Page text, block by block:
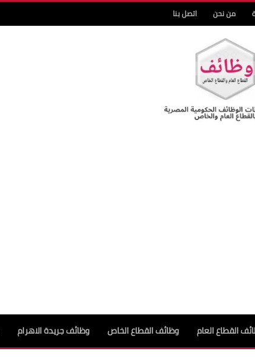
من نحن اتصل بنا
القطاع العام وظائف القطاع الخاص وظائف جريدة الاهرام